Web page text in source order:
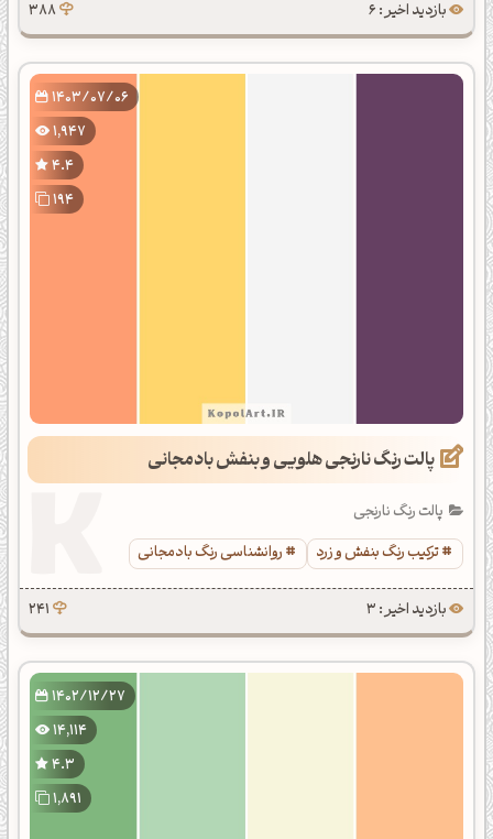
بازدید اخیر : 6 388
1403/07/06
1,947
4.4
194
پالت رنگ نارنجی هلویی و بنفش بادمجانی
پالت رنگ نارنجی
ترکیب رنگ بنفش و زرد
روانشناسی رنگ بادمجانی
بازدید اخیر : 3 241
1402/12/27
14,114
4.3
1,891